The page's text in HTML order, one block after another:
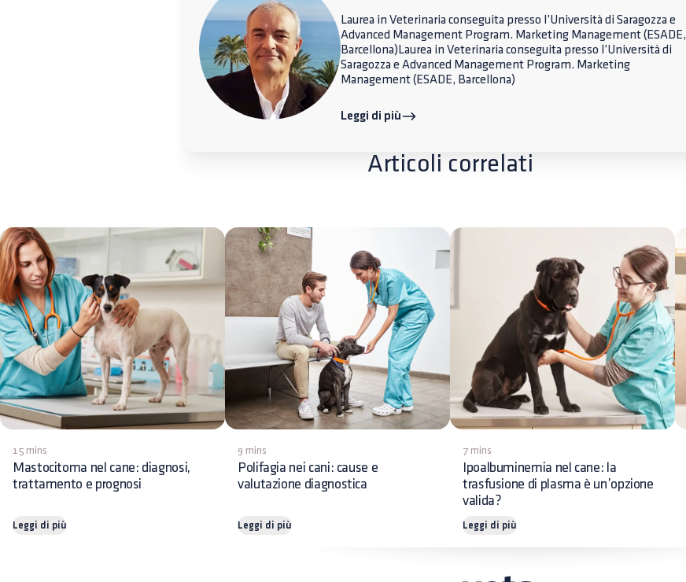
Laurea in Veterinaria conseguita presso l’Università di Saragozza e
Advanced Management Program. Marketing Management (ESADE,
Barcellona)Laurea in Veterinaria conseguita presso l’Università di
Saragozza e Advanced Management Program. Marketing
Management (ESADE, Barcellona)
Leggi di più
Articoli correlati
15 mins
Mastocitoma nel cane: diagnosi,
trattamento e prognosi
Leggi di più
9 mins
Polifagia nei cani: cause e
valutazione diagnostica
Leggi di più
7 mins
Ipoalbuminemia nel cane: la
trasfusione di plasma è un’opzione
valida?
Leggi di più